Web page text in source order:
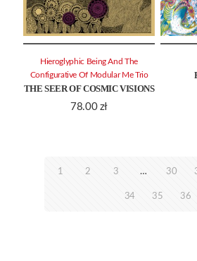
THE SEER OF COSMIC VISIONS
78.00 zł
Hieroglyphic Being And The
Configurative Of Modular Me Trio
1 2 3 … 30
34 35 36